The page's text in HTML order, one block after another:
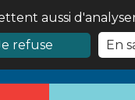
aussi
refuse
En